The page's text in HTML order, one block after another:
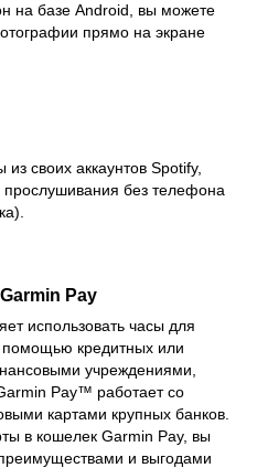
на базе Android, вы можете
прямо на экране
своих аккаунтов Spotify,
без телефона
Pay
использовать часы для
помощью кредитных или
учреждениями,
Pay™ работает со
картами крупных банков.
в кошелек Garmin Pay, вы
и выгодами